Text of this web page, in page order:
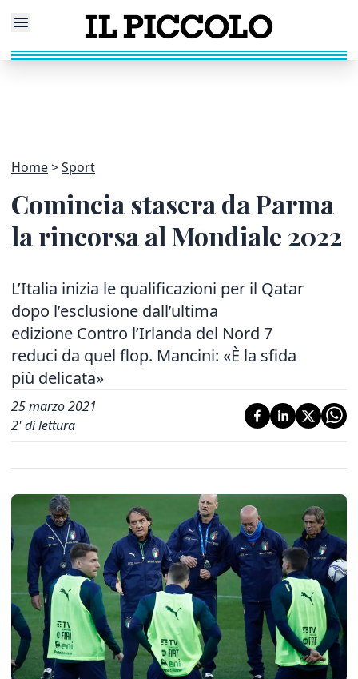
Home Sport
Comincia stasera da Parma
la rincorsa al Mondiale 2022
L’Italia inizia le qualificazioni per il Qatar
dopo l’esclusione dall’ultima
edizione Contro l’Irlanda del Nord 7
reduci da quel flop. Mancini: «È la sfida
più delicata»
25 marzo 2021
2' di lettura